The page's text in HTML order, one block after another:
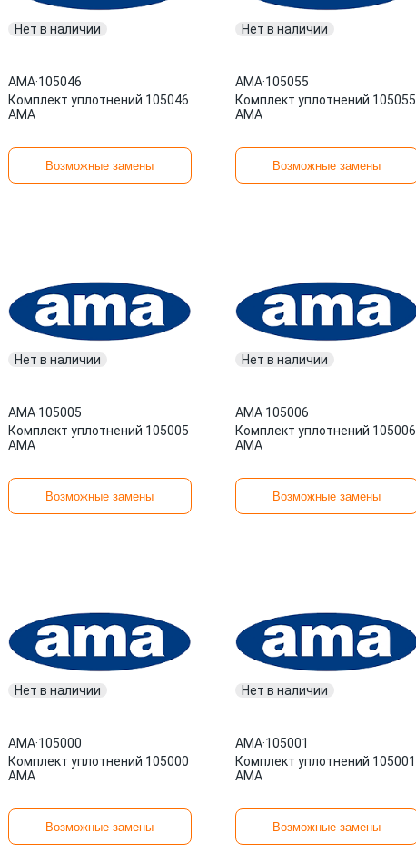
Нет в наличии
AMA·105046
Комплект уплотнений 105046
AMA
Возможные замены
Нет в наличии
AMA·105055
Комплект уплотнений 105055
AMA
Возможные замены
Нет в наличии
AMA·105005
Комплект уплотнений 105005
AMA
Возможные замены
Нет в наличии
AMA·105006
Комплект уплотнений 105006
AMA
Возможные замены
Нет в наличии
AMA·105000
Комплект уплотнений 105000
AMA
Возможные замены
Нет в наличии
AMA·105001
Комплект уплотнений 105001
AMA
Возможные замены